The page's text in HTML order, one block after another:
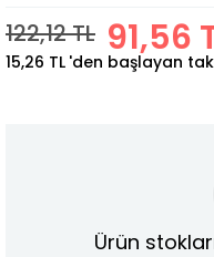
122,12 TL 91,56
15,26 TL 'den başlayan
Ürün